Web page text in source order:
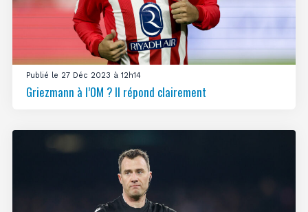
Publié le 27 Déc 2023 à 12h14
Griezmann à l’OM ? Il répond clairement